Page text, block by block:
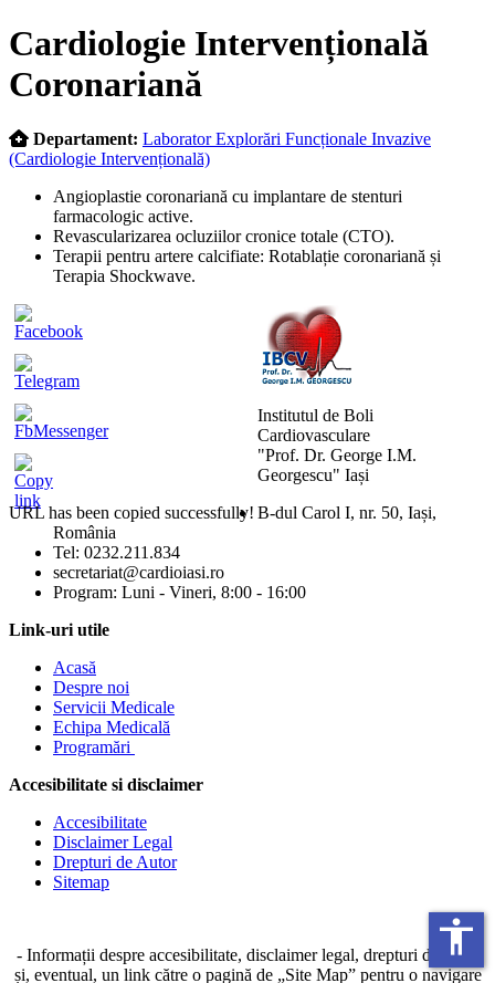
to
Cardiologie Intervențională
Coronariană
Departament: Laborator Explorări Funcționale Invazive
(Cardiologie Intervențională)
Angioplastie coronariană cu implantare de stenturi
farmacologic active.
Revascularizarea ocluziilor cronice totale (CTO).
Terapii pentru artere calcifiate: Rotablație coronariană și
Terapia Shockwave.
URL has been copied successfully!
Institutul de Boli
Cardiovasculare
"Prof. Dr. George I.M.
Georgescu" Iași
B-dul Carol I, nr. 50, Iași,
România
Tel: 0232.211.834
secretariat@cardioiasi.ro
Program: Luni - Vineri, 8:00 - 16:00
Link-uri utile
Acasă
Despre noi
Servicii Medicale
Echipa Medicală
Programări
Accesibilitate si disclaimer
Accesibilitate
Disclaimer Legal
Drepturi de Autor
Sitemap
- Informații despre accesibilitate, disclaimer legal, drepturi de autor
și, eventual, un link către o pagină de „Site Map” pentru o navigare
accessibility
Ghid de lectură
Subliniază legăturile